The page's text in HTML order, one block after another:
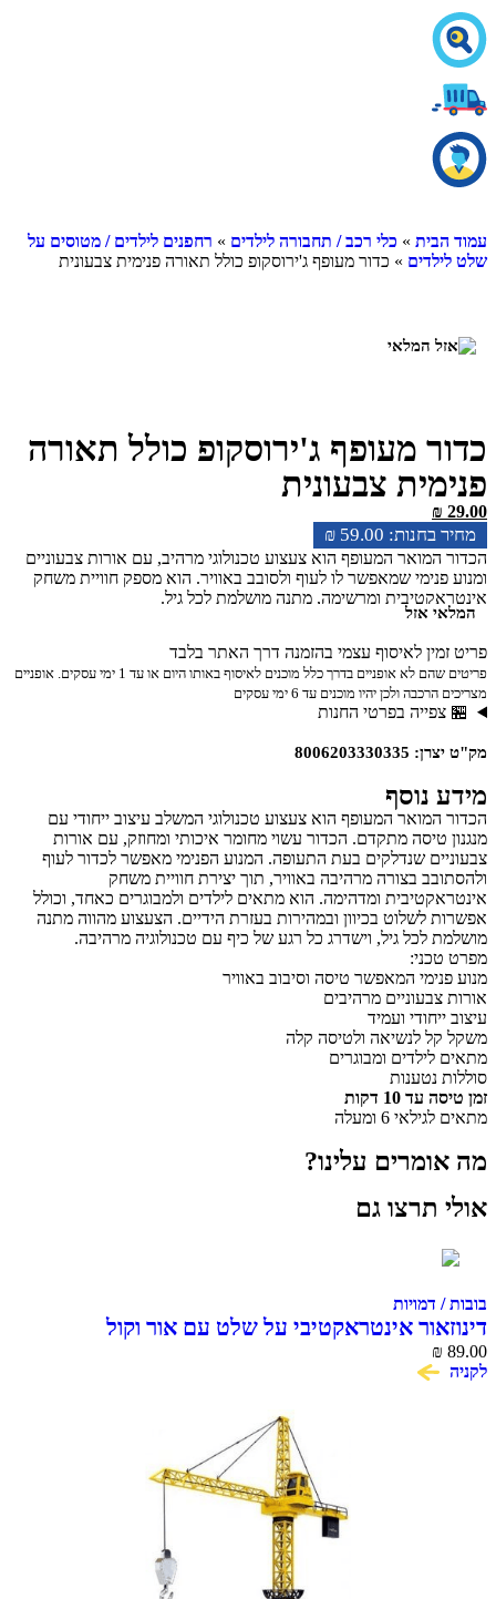
עמוד הבית » כלי רכב / תחבורה לילדים » רחפנים לילדים / מטוסים על
שלט לילדים » כדור מעופף ג'ירוסקופ כולל תאורה פנימית צבעונית
כדור מעופף ג'ירוסקופ כולל תאורה
פנימית צבעונית
₪ 59.00
₪ 29.00
הכדור המואר המעופף הוא צעצוע טכנולוגי מרהיב, עם אורות צבעוניים
ומנוע פנימי שמאפשר לו לעוף ולסובב באוויר. הוא מספק חוויית משחק
אינטראקטיבית ומרשימה, מתנה מושלמת לכל גיל.
המלאי אזל
פריט זמין לאיסוף עצמי בהזמנה דרך האתר בלבד
פריטים שהם לא אופניים בדרך כלל מוכנים לאיסוף באותו היום או עד 1 ימי עסקים. אופניים
מצריכים הרכבה ולכן יהיו מוכנים עד 6 ימי עסקים
🏪 צפייה בפרטי החנות
מק"ט יצרן: 8006203330335
מידע נוסף
הכדור המואר המעופף הוא צעצוע טכנולוגי המשלב עיצוב ייחודי עם
מנגנון טיסה מתקדם. הכדור עשוי מחומר איכותי ומחוזק, עם אורות
צבעוניים שנדלקים בעת התעופה. המנוע הפנימי מאפשר לכדור לעוף
ולהסתובב בצורה מרהיבה באוויר, תוך יצירת חוויית משחק
אינטראקטיבית ומדהימה. הוא מתאים לילדים ולמבוגרים כאחד, וכולל
אפשרות לשלוט בכיוון ובמהירות בעזרת הידיים. הצעצוע מהווה מתנה
מושלמת לכל גיל, וישדרג כל רגע של כיף עם טכנולוגיה מרהיבה.
מפרט טכני:
מנוע פנימי המאפשר טיסה וסיבוב באוויר
אורות צבעוניים מרהיבים
עיצוב ייחודי ועמיד
משקל קל לנשיאה ולטיסה קלה
מתאים לילדים ומבוגרים
סוללות נטענות
זמן טיסה עד 10 דקות
מתאים לגילאי 6 ומעלה
מה אומרים עלינו?
אולי תרצו גם
בובות / דמויות
דינוזאור אינטראקטיבי על שלט עם אור וקול
MACHINA Dino Din
₪ 89.00
לקניה